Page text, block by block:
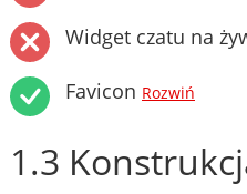
Widget czatu na
Favicon Rozwiń
1.3